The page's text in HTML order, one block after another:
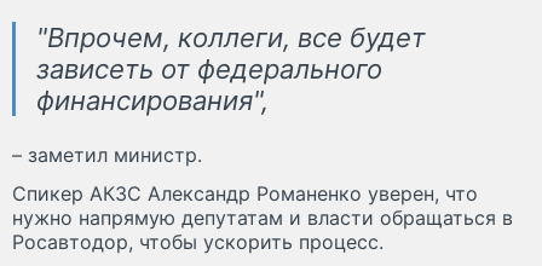
"Впрочем, коллеги, все будет
зависеть от федерального
финансирования",
– заметил министр.
Спикер АКЗС Александр Романенко уверен, что
нужно напрямую депутатам и власти обращаться в
Росавтодор, чтобы ускорить процесс.